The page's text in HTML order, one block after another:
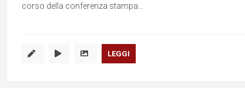
corso della conferenza stampa...
LEGGI